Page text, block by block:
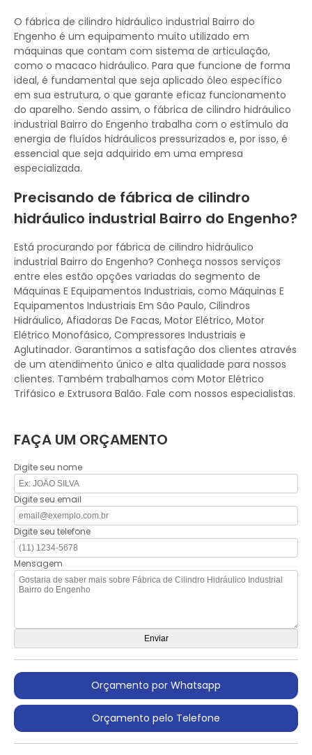
O fábrica de cilindro hidráulico industrial Bairro do
Engenho é um equipamento muito utilizado em
máquinas que contam com sistema de articulação,
como o macaco hidráulico. Para que funcione de forma
ideal, é fundamental que seja aplicado óleo específico
em sua estrutura, o que garante eficaz funcionamento
do aparelho. Sendo assim, o fábrica de cilindro hidráulico
industrial Bairro do Engenho trabalha com o estímulo da
energia de fluídos hidráulicos pressurizados e, por isso, é
essencial que seja adquirido em uma empresa
especializada.
Precisando de fábrica de cilindro
hidráulico industrial Bairro do Engenho?
Está procurando por fábrica de cilindro hidráulico
industrial Bairro do Engenho? Conheça nossos serviços
entre eles estão opções variadas do segmento de
Máquinas E Equipamentos Industriais, como Máquinas E
Equipamentos Industriais Em São Paulo, Cilindros
Hidráulico, Afiadoras De Facas, Motor Elétrico, Motor
Elétrico Monofásico, Compressores Industriais e
Aglutinador. Garantimos a satisfação dos clientes através
de um atendimento único e alta qualidade para nossos
clientes. Também trabalhamos com Motor Elétrico
Trifásico e Extrusora Balão. Fale com nossos especialistas.
FAÇA UM ORÇAMENTO
Digite seu nome
Digite seu email
Digite seu telefone
Mensagem
Orçamento por Whatsapp
Orçamento pelo Telefone